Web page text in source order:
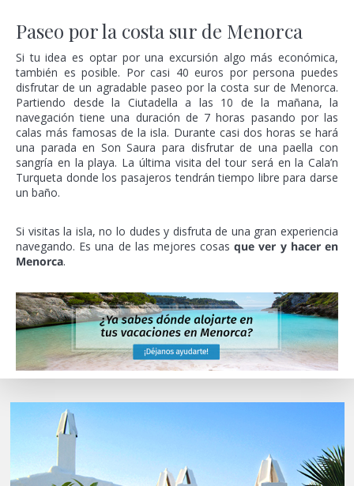
Paseo por la costa sur de Menorca
Si tu idea es optar por una excursión algo más económica,
también es posible. Por casi 40 euros por persona puedes
disfrutar de un agradable paseo por la costa sur de Menorca.
Partiendo desde la Ciutadella a las 10 de la mañana, la
navegación tiene una duración de 7 horas pasando por las
calas más famosas de la isla. Durante casi dos horas se hará
una parada en Son Saura para disfrutar de una paella con
sangría en la playa. La última visita del tour será en la Cala’n
Turqueta donde los pasajeros tendrán tiempo libre para darse
un baño.
Si visitas la isla, no lo dudes y disfruta de una gran experiencia
navegando. Es una de las mejores cosasque ver y hacer en
Menorca.